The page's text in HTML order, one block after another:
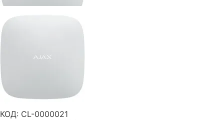
КОД: CL-0000021